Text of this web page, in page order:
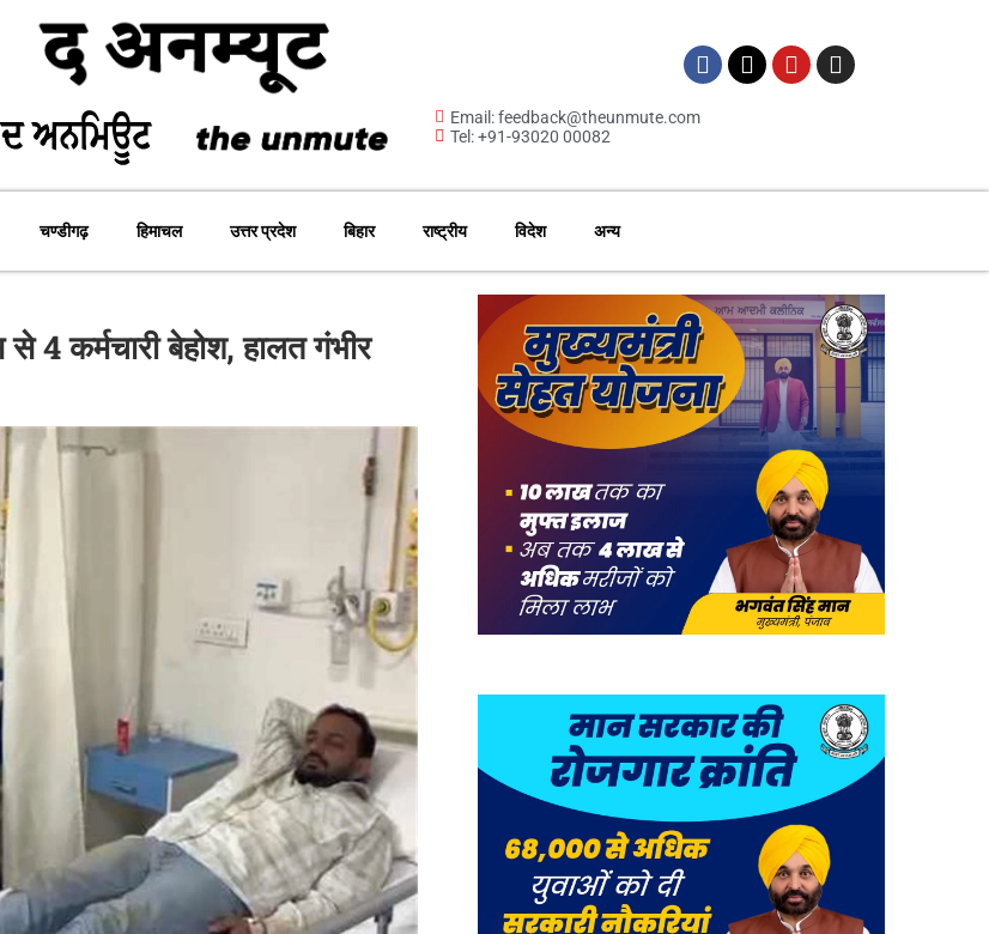
Email: feedback@theunmute.com
Tel: +91-93020 00082
चण्डीगढ़ हिमाचल उत्तर प्रदेश बिहार राष्ट्रीय विदेश अन्य
4 कर्मचारी बेहोश, हालत गंभीर